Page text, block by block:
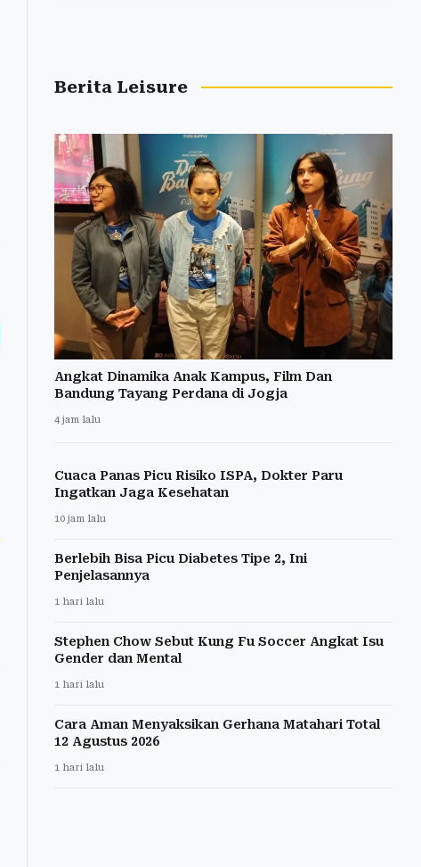
Berita Leisure
Angkat Dinamika Anak Kampus, Film Dan
Bandung Tayang Perdana di Jogja
4 jam lalu
Cuaca Panas Picu Risiko ISPA, Dokter Paru
Ingatkan Jaga Kesehatan
10 jam lalu
Berlebih Bisa Picu Diabetes Tipe 2, Ini
Penjelasannya
1 hari lalu
Stephen Chow Sebut Kung Fu Soccer Angkat Isu
Gender dan Mental
1 hari lalu
Cara Aman Menyaksikan Gerhana Matahari Total
12 Agustus 2026
1 hari lalu